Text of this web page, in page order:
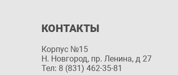
КОНТАКТЫ
Корпус №15
Н. Новгород, пр. Ленина, д 27
Тел: 8 (831) 462-35-81